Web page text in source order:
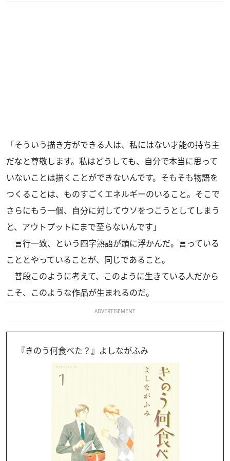
「そういう描き方ができる人は、私にはない才能の持ち主
だなと尊敬します。私はどうしても、自分で本当に思って
いないことは描くことができないんです。そもそも物語を
つくることは、ものすごくエネルギーのいること。そこで
さらにもう一個、自分に対してウソをつこうとしてしまう
と、アウトプットにまで至らないんです」
言行一致、という四字熟語が頭に浮かんだ。言っている
こととやっていることが、同じであること。
普段このように考えて、このように生きている人だから
こそ、このような作品が生まれるのだ。
ADVERTISEMENT
『きのう何食べた？』よしながふみ